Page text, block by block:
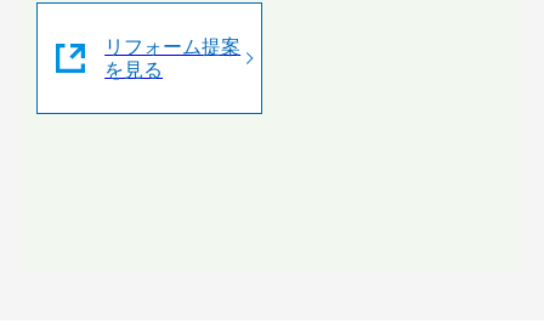
リフォーム提案
を見る